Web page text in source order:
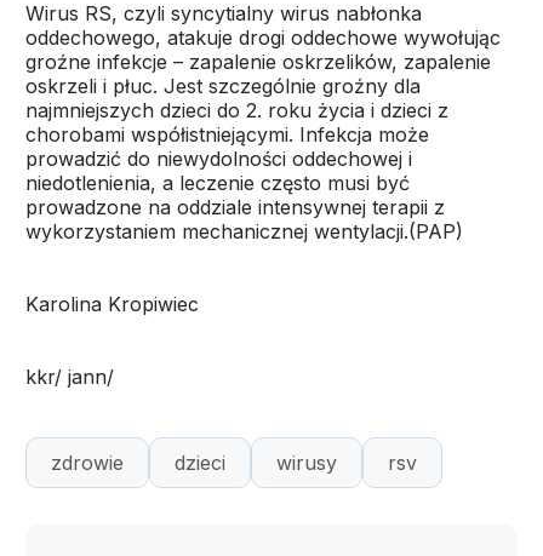
Wirus RS, czyli syncytialny wirus nabłonka
oddechowego, atakuje drogi oddechowe wywołując
groźne infekcje – zapalenie oskrzelików, zapalenie
oskrzeli i płuc. Jest szczególnie groźny dla
najmniejszych dzieci do 2. roku życia i dzieci z
chorobami współistniejącymi. Infekcja może
prowadzić do niewydolności oddechowej i
niedotlenienia, a leczenie często musi być
prowadzone na oddziale intensywnej terapii z
wykorzystaniem mechanicznej wentylacji.(PAP)
Karolina Kropiwiec
kkr/ jann/
zdrowie dzieci wirusy rsv